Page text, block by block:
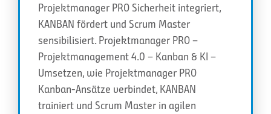
Projektmanager PRO Sicherheit integriert,
KANBAN fördert und Scrum Master
sensibilisiert. Projektmanager PRO –
Projektmanagement 4.0 – Kanban & KI –
Umsetzen, wie Projektmanager PRO
Kanban-Ansätze verbindet, KANBAN
trainiert und Scrum Master in agilen